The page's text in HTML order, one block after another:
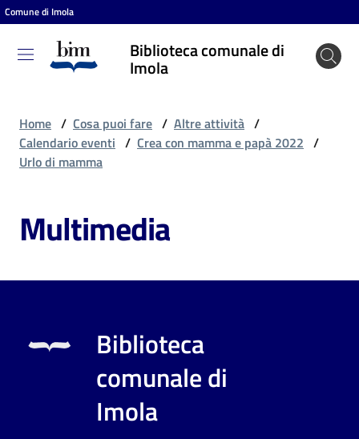
Vai al contenuto
Vai alla navigazione
Vai al footer
Comune di Imola
Biblioteca comunale di
Imola
Biblioteca
comunale
Cosa
fare
Scopri
Home / Cosa puoi fare / Altre attività /
Calendario eventi / Crea con mamma e papà 2022 /
Urlo di mamma
Multimedia
Biblioteca
comunale di
Imola